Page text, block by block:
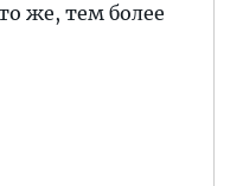
же, тем более